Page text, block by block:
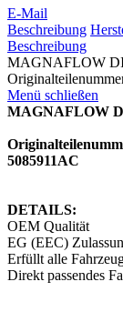
E-Mail
Beschreibung
Beschreibung
MAGNAFLOW
Menü schließen
MAGNAFLOW
5085911AC
DETAILS:
OEM Qualität
EG (EEC)
Erfüllt alle
Direkt passendes